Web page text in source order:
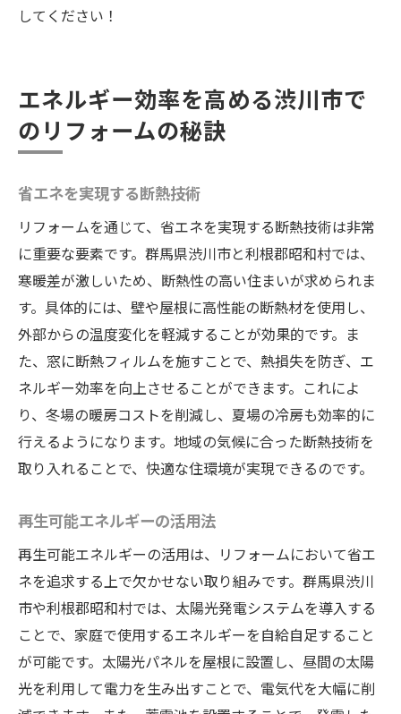
してください！
エネルギー効率を高める渋川市で
のリフォームの秘訣
省エネを実現する断熱技術
リフォームを通じて、省エネを実現する断熱技術は非常
に重要な要素です。群馬県渋川市と利根郡昭和村では、
寒暖差が激しいため、断熱性の高い住まいが求められま
す。具体的には、壁や屋根に高性能の断熱材を使用し、
外部からの温度変化を軽減することが効果的です。ま
た、窓に断熱フィルムを施すことで、熱損失を防ぎ、エ
ネルギー効率を向上させることができます。これによ
り、冬場の暖房コストを削減し、夏場の冷房も効率的に
行えるようになります。地域の気候に合った断熱技術を
取り入れることで、快適な住環境が実現できるのです。
再生可能エネルギーの活用法
再生可能エネルギーの活用は、リフォームにおいて省エ
ネを追求する上で欠かせない取り組みです。群馬県渋川
市や利根郡昭和村では、太陽光発電システムを導入する
ことで、家庭で使用するエネルギーを自給自足すること
が可能です。太陽光パネルを屋根に設置し、昼間の太陽
光を利用して電力を生み出すことで、電気代を大幅に削